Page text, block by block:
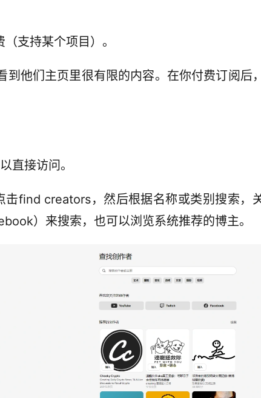
支持某个项目）。
他们主页里很有限的内容。在你付费订阅后
直接访问。
find creators，然后根据名称或类别搜索，
）来搜索，也可以浏览系统推荐的博主。